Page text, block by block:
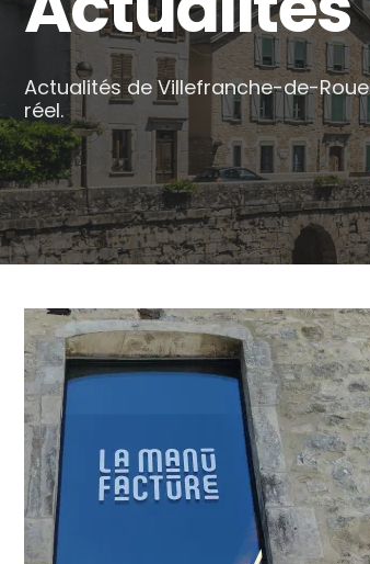
Actualités de Villefranche-de-
réel.